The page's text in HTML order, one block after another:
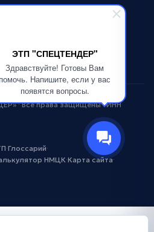
ЭТП "СПЕЦТЕНДЕР"
Здравствуйте! Готовы Вам
помочь. Напишите, если у вас
появятся вопросы.
· Все права защищены · ИНН
·Глоссарий·
НМЦК·Карта сайта·